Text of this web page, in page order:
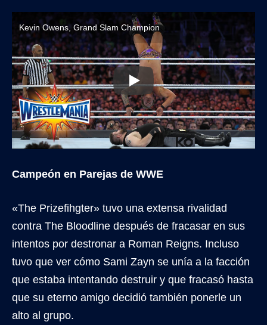
Kevin Owens, Grand Slam Champion
Campeón en Parejas de WWE
«The Prizefihgter» tuvo una extensa rivalidad
contra The Bloodline después de fracasar en sus
intentos por destronar a Roman Reigns. Incluso
tuvo que ver cómo Sami Zayn se unía a la facción
que estaba intentando destruir y que fracasó hasta
que su eterno amigo decidió también ponerle un
alto al grupo.